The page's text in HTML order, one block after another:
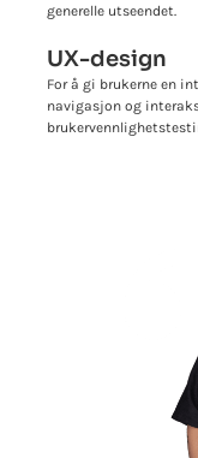
generelle utseendet.
UX-design
For å gi brukerne en
navigasjon og